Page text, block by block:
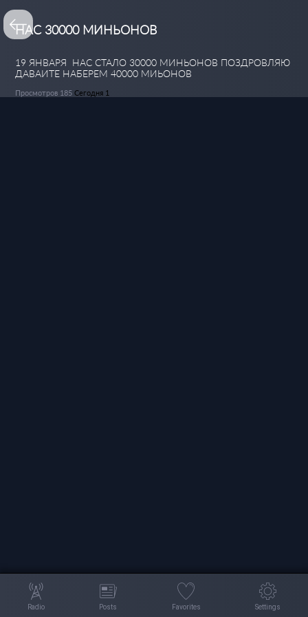
НАС 30000 МИНЬОНОВ
19 ЯНВАРЯ НАС СТАЛО 30000 МИНЬОНОВ ПОЗДРОВЛЯЮ
ДАВАИТЕ НАБЕРЕМ 40000 МИЬОНОВ
Просмотров 185 Сегодня 1
Radio Posts Favorites Settings